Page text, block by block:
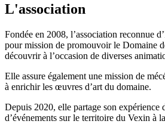
L'association
Fondée en 2008, l’association reconnue
pour mission de promouvoir le Domaine
découvrir à l’occasion de diverses
Elle assure également une mission de
à enrichir les œuvres d’art du domaine.
Depuis 2020, elle partage son expérience
d’événements sur le territoire du Vexin à